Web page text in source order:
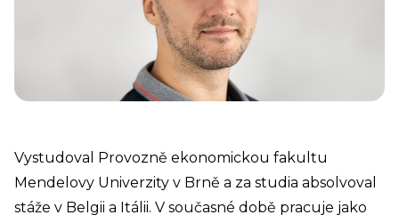
Vystudoval Provozně ekonomickou fakultu
Mendelovy Univerzity v Brně a za studia absolvoval
stáže v Belgii a Itálii. V současné době pracuje jako